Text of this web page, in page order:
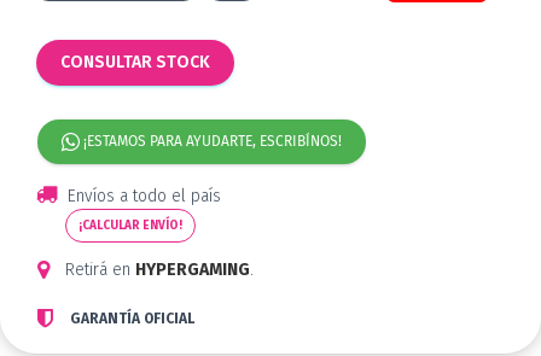
CONSULTAR STOCK
¡ESTAMOS PARA AYUDARTE, ESCRIBÍNOS!
Envíos a todo el país
¡CALCULAR ENVÍO!
Retirá en HYPERGAMING.
GARANTÍA OFICIAL